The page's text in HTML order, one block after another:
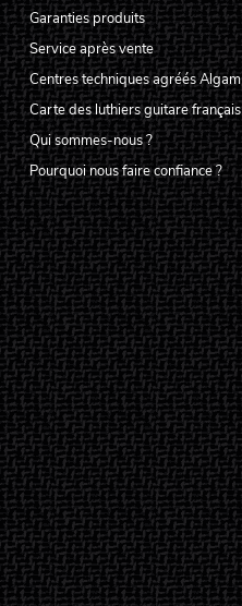
Garanties produits
Service après vente
Centres techniques agréés Algam
Carte des luthiers guitare français
Qui sommes-nous ?
Pourquoi nous faire confiance ?